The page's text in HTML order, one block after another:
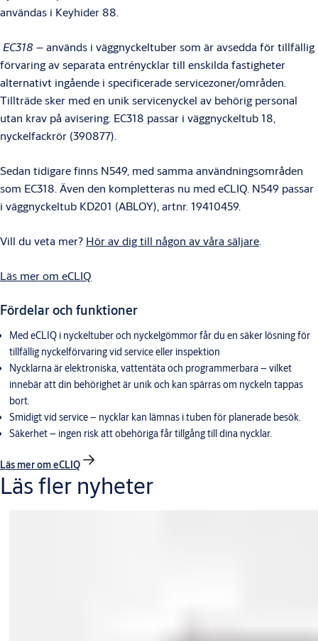
användas i Keyhider 88.
EC318 – används i väggnyckeltuber som är avsedda för tillfällig
förvaring av separata entrénycklar till enskilda fastigheter
alternativt ingående i specificerade servicezoner/områden.
Tillträde sker med en unik servicenyckel av behörig personal
utan krav på avisering. EC318 passar i väggnyckeltub 18,
nyckelfackrör (390877).
Sedan tidigare finns N549, med samma användningsområden
som EC318. Även den kompletteras nu med eCLIQ. N549 passar
i väggnyckeltub KD201 (ABLOY), artnr. 19410459.
Vill du veta mer? Hör av dig till någon av våra säljare.
Läs mer om eCLIQ
Fördelar och funktioner
Med eCLIQ i nyckeltuber och nyckelgömmor får du en säker lösning för
tillfällig nyckelförvaring vid service eller inspektion
Nycklarna är elektroniska, vattentäta och programmerbara – vilket
innebär att din behörighet är unik och kan spärras om nyckeln tappas
bort.
Smidigt vid service – nycklar kan lämnas i tuben för planerade besök.
Säkerhet – ingen risk att obehöriga får tillgång till dina nycklar.
Läs mer om eCLIQ
Läs fler nyheter